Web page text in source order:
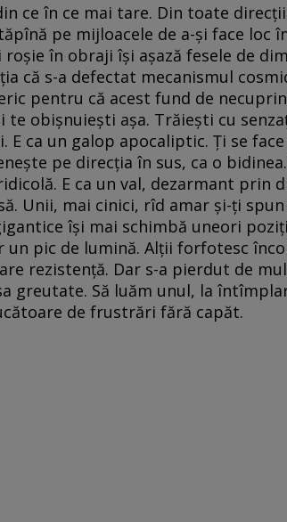
ce în ce mai tare. Din toate
pe mijloacele de a-și face loc
roșie în obraji își așază fesele de
că s-a defectat mecanismul
pentru că acest fund de
te obișnuiești așa. Trăiești cu
E ca un galop apocaliptic. Ți se
pe direcția în sus, ca o
E ca un val, dezarmant prin
Unii, mai cinici, rîd amar și-ți
își mai schimbă uneori
un pic de lumină. Alții forfotesc
rezistență. Dar s-a pierdut de
greutate. Să luăm unul, la
de frustrări fără capăt.